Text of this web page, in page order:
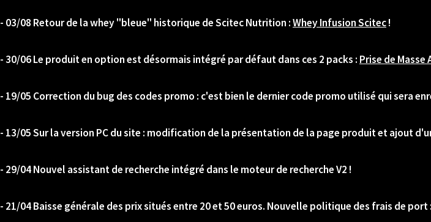
- 03/08 Retour de la whey "bleue" historique de Scitec Nutrition :Whey Infusion Scitec!
- 30/06 Le produit en option est désormais intégré par défaut dans ces 2 packs : Prise de Masse
- 19/05 Correction du bug des codes promo : c'est bien le dernier code promo utilisé qui sera
- 13/05 Sur la version PC du site : modification de la présentation de la page produit et ajout
- 29/04 Nouvel assistant de recherche intégré dans le moteur de recherche V2 !
- 21/04 Baisse générale des prix situés entre 20 et 50 euros. Nouvelle politique des frais de port :